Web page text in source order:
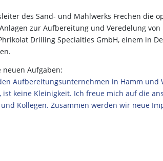
des Sand- und Mahlwerks Frechen die
zur Aufbereitung und Veredelung
Drilling Specialties GmbH, einem in
neuen Aufgaben:
Aufbereitungsunternehmen in Hamm und
ist keine Kleinigkeit. Ich freue mich auf die
Kollegen. Zusammen werden wir neue